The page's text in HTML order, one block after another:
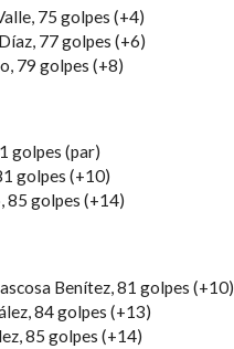
75 golpes (+4)
77 golpes (+6)
79 golpes (+8)
golpes (par)
golpes (+10)
85 golpes (+14)
Benítez, 81 golpes (+10)
84 golpes (+13)
85 golpes (+14)